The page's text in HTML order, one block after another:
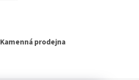
Kamenná prodejna